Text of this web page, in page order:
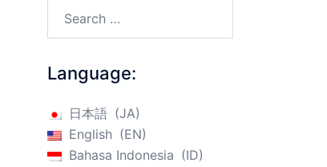
Language:
日本語
JA
English
EN
Bahasa Indonesia
ID